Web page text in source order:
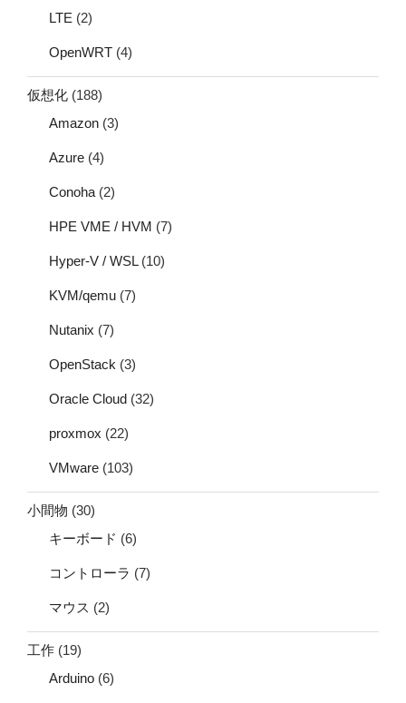
LTE (2)
OpenWRT (4)
仮想化 (188)
Amazon (3)
Azure (4)
Conoha (2)
HPE VME / HVM (7)
Hyper-V / WSL(10)
KVM/qemu (7)
Nutanix (7)
OpenStack (3)
Oracle Cloud (32)
proxmox (22)
VMware (103)
小間物 (30)
キーボード (6)
コントローラ (7)
マウス (2)
工作 (19)
Arduino (6)